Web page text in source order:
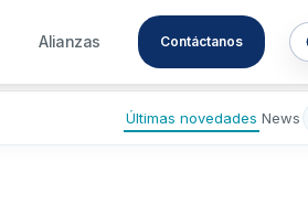
Alianzas Contáctanos
Últimas novedades News